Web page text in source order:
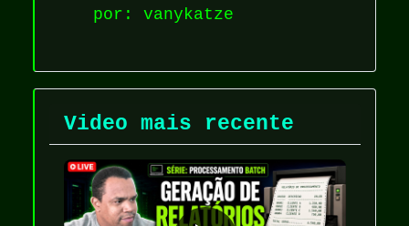
por: vanykatze
Video mais recente